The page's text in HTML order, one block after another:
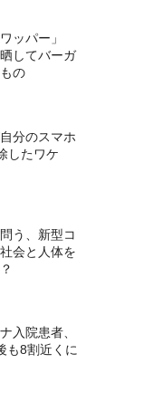
ワッパー」
してバーガ
の
分のスマホ
したワケ
う、新型コ
会と人体を
入院患者、
も8割近くに